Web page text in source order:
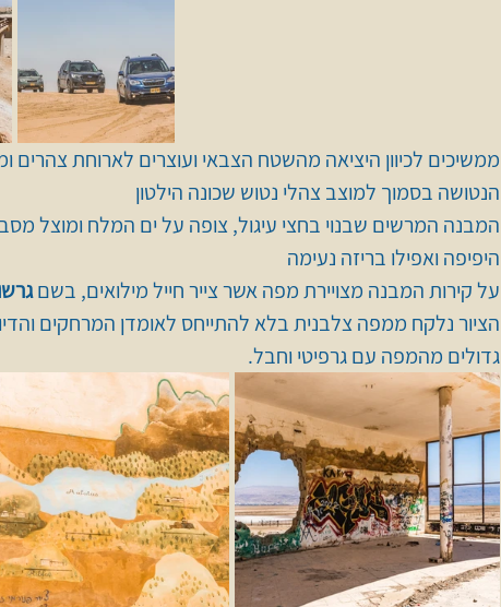
ממשיכים לכיוון היציאה מהשטח הצבאי ועוצרים לארוחת
הנטושה בסמוך למוצב צהלי נטוש שכונה הילטון
המבנה המרשים שבנוי בחצי עיגול, צופה על ים המלח ומוצל
היפיפה ואפילו בריזה נעימה
על קירות המבנה מצויירת מפה אשר צייר חייל מילואים, בשם
הציור נלקח ממפה צלבנית בלא להתייחס לאומדן המרחקים
גדולים מהמפה עם גרפיטי וחבל.